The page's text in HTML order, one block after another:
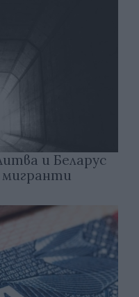
и Беларус
мигранти